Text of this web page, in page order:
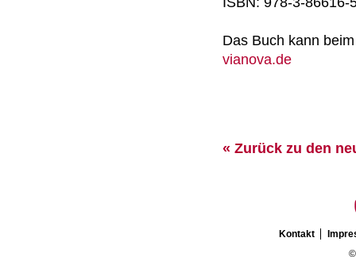
Das Buch kann
vianova.de
« Zurück zu den
Kontakt
©